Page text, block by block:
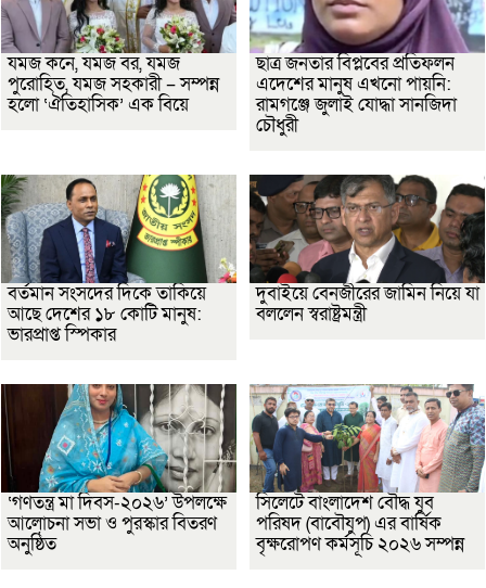
যমজ কনে, যমজ বর, যমজ
পুরোহিত, যমজ সহকারী – সম্পন্ন
হলো ‘ঐতিহাসিক’ এক বিয়ে
ছাত্র জনতার বিপ্লবের প্রতিফলন
এদেশের মানুষ এখনো পায়নি:
রামগঞ্জে জুলাই যোদ্ধা সানজিদা
চৌধুরী
বর্তমান সংসদের দিকে তাকিয়ে
আছে দেশের ১৮ কোটি মানুষ:
ভারপ্রাপ্ত স্পিকার
দুবাইয়ে বেনজীরের জামিন নিয়ে যা
বললেন স্বরাষ্ট্রমন্ত্রী
‘গণতন্ত্র মা দিবস-২০২৬’ উপলক্ষে
আলোচনা সভা ও পুরস্কার বিতরণ
অনুষ্ঠিত
সিলেটে বাংলাদেশ বৌদ্ধ যুব
পরিষদ (বাবৌযুপ) এর বার্ষিক
বৃক্ষরোপণ কর্মসূচি ২০২৬ সম্পন্ন